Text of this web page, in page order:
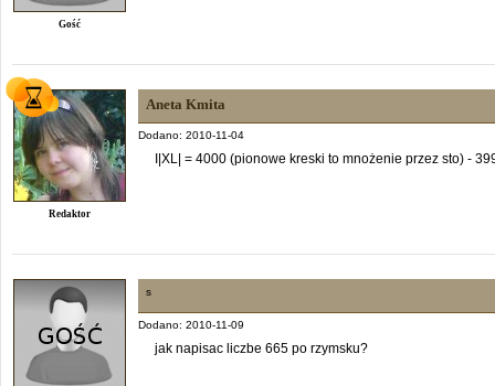
Gość
Redaktor
Aneta Kmita
Dodano: 2010-11-04
I|XL| = 4000 (pionowe kreski to mnożenie przez sto) -
s
Dodano: 2010-11-09
jak napisac liczbe 665 po rzymsku?